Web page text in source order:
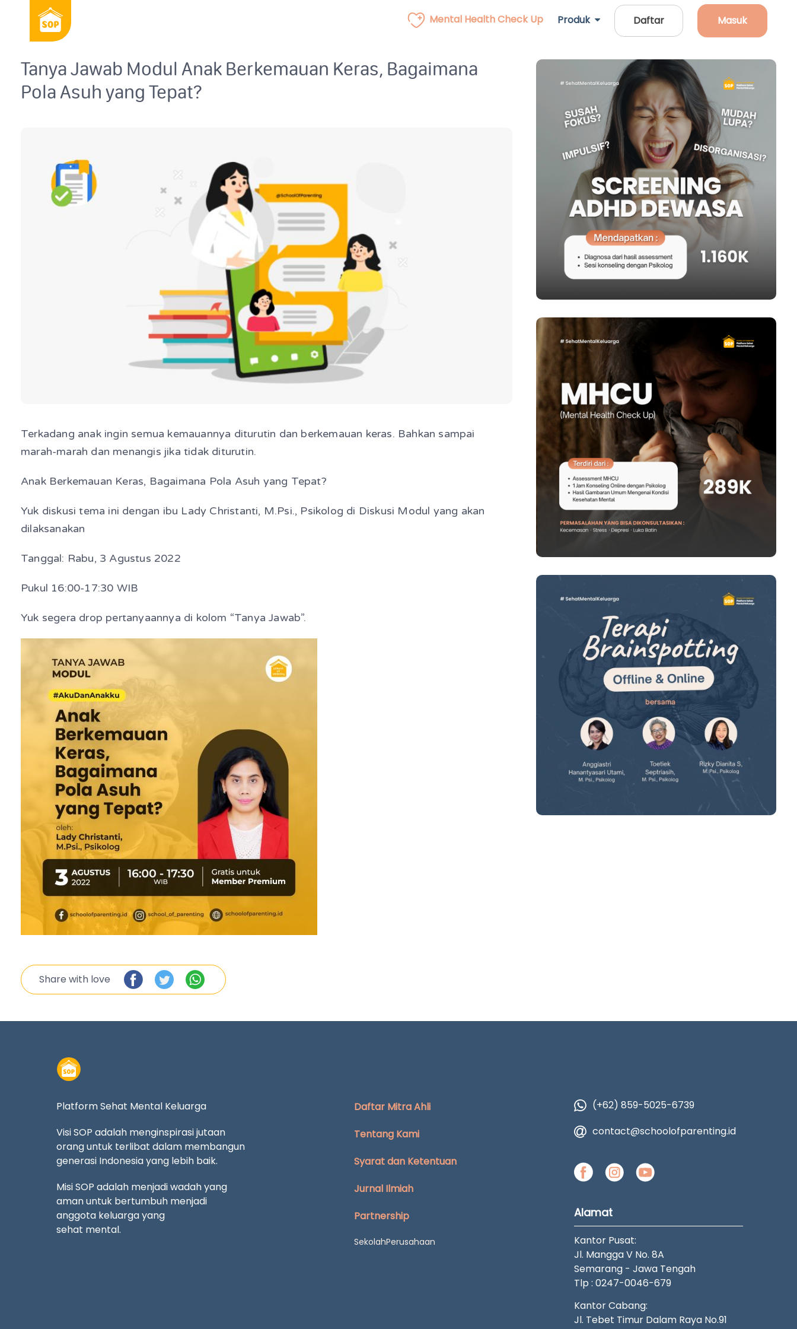
Mental Health Check Up Produk Daftar Masuk
Tanya Jawab Modul Anak Berkemauan Keras, Bagaimana
Pola Asuh yang Tepat?
Terkadang anak ingin semua kemauannya diturutin dan berkemauan keras. Bahkan sampai
marah-marah dan menangis jika tidak diturutin.
Anak Berkemauan Keras, Bagaimana Pola Asuh yang Tepat?
Yuk diskusi tema ini dengan ibu Lady Christanti, M.Psi., Psikolog di Diskusi Modul yang akan
dilaksanakan
Tanggal: Rabu, 3 Agustus 2022
Pukul 16:00-17:30 WIB
Yuk segera drop pertanyaannya di kolom “Tanya Jawab”.
Share with love
Platform Sehat Mental Keluarga
Visi SOP adalah menginspirasi jutaan
orang untuk terlibat dalam membangun
generasi Indonesia yang lebih baik.
Misi SOP adalah menjadi wadah yang
aman untuk bertumbuh menjadi
anggota keluarga yang
sehat mental.
Daftar Mitra Ahli
Tentang Kami
Syarat dan Ketentuan
Jurnal Ilmiah
Partnership
SekolahPerusahaan
(+62) 859-5025-6739
contact@schoolofparenting.id
Alamat
Kantor Pusat:
Jl. Mangga V No. 8A
Semarang - Jawa Tengah
Tlp : 0247-0046-679
Kantor Cabang:
Jl. Tebet Timur Dalam Raya No.91